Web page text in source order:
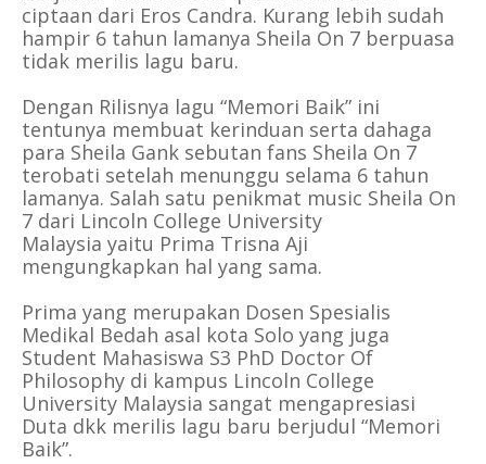
ciptaan dari Eros Candra. Kurang lebih sudah
hampir 6 tahun lamanya Sheila On 7 berpuasa
tidak merilis lagu baru.
Dengan Rilisnya lagu “Memori Baik” ini
tentunya membuat kerinduan serta dahaga
para Sheila Gank sebutan fans Sheila On 7
terobati setelah menunggu selama 6 tahun
lamanya. Salah satu penikmat music Sheila On
7 dari Lincoln College University
Malaysia yaitu Prima Trisna Aji
mengungkapkan hal yang sama.
Prima yang merupakan Dosen Spesialis
Medikal Bedah asal kota Solo yang juga
Student Mahasiswa S3 PhD Doctor Of
Philosophy di kampus Lincoln College
University Malaysia sangat mengapresiasi
Duta dkk merilis lagu baru berjudul “Memori
Baik”.